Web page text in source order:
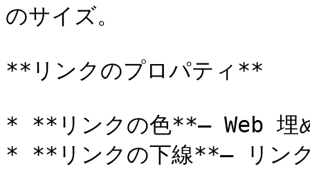
のサイズ。
**リンクのプロパティ**
* **リンクの色**– Web 埋
* **リンクの下線**– リンク